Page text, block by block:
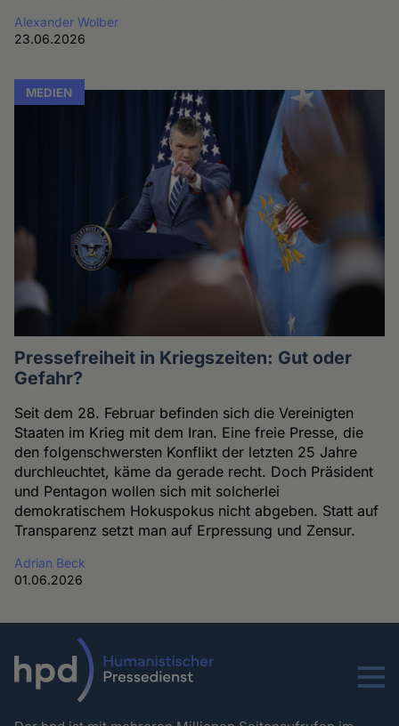
Alexander Wolber
23.06.2026
MEDIEN
Pressefreiheit in Kriegszeiten: Gut oder
Gefahr?
Seit dem 28. Februar befinden sich die Vereinigten
Staaten im Krieg mit dem Iran. Eine freie Presse, die
den folgenschwersten Konflikt der letzten 25 Jahre
durchleuchtet, käme da gerade recht. Doch Präsident
und Pentagon wollen sich mit solcherlei
demokratischem Hokuspokus nicht abgeben. Statt auf
Transparenz setzt man auf Erpressung und Zensur.
Adrian Beck
01.06.2026
Menu